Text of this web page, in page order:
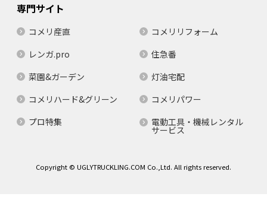
専門サイト
コメリ産直
コメリリフォーム
レンガ.pro
住急番
菜園&ガーデン
灯油宅配
コメリハード&グリーン
コメリパワー
プロ特集
電動工具・機械レンタル
サービス
Copyright © UGLYTRUCKLING.COM Co.,Ltd. All rights reserved.